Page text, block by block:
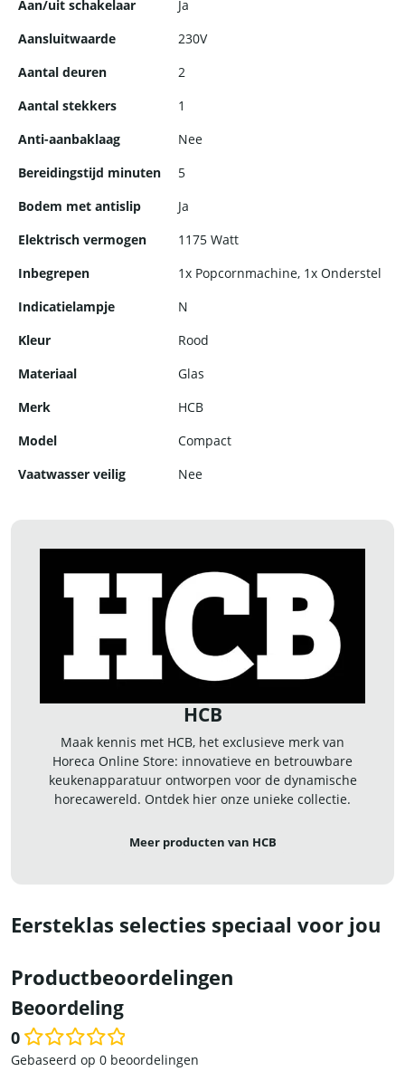
Aan/uit schakelaar
Ja
Aansluitwaarde
230V
Aantal deuren
2
Aantal stekkers
1
Anti-aanbaklaag
Nee
Bereidingstijd minuten
5
Bodem met antislip
Ja
Elektrisch vermogen
1175 Watt
Inbegrepen
1x Popcornmachine, 1x Onderstel
Indicatielampje
N
Kleur
Rood
Materiaal
Glas
Merk
HCB
Model
Compact
Vaatwasser veilig
Nee
HCB
Maak kennis met HCB, het exclusieve merk van
Horeca Online Store: innovatieve en betrouwbare
keukenapparatuur ontworpen voor de dynamische
horecawereld. Ontdek hier onze unieke collectie.
Meer producten van HCB
Eersteklas selecties speciaal voor jou
Productbeoordelingen
Beoordeling
0
Waardering
Gebaseerd op 0 beoordelingen